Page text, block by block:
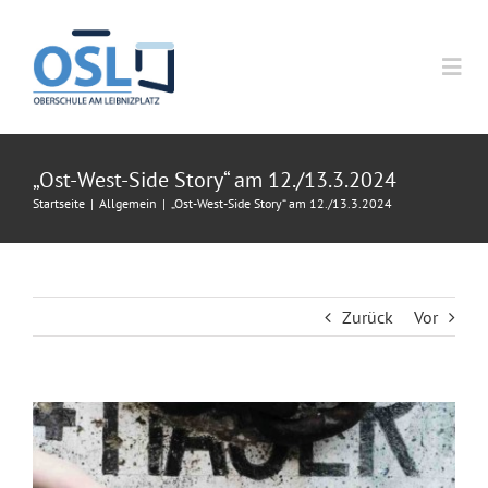
Inhalt
springen
UNSERE SCHULE
SEKRETARIAT
SCHWERPUNKTE
KUNST
NATURSPORTARTEN
ANWAHL DER OBERSTUFE – TERMINE
ELTERN
„Ost-West-Side Story“ am 12./13.3.2024
Startseite | Allgemein | „Ost-West-Side Story“ am 12./13.3.2024
Zurück Vor
Zeige
grösseres
Bild